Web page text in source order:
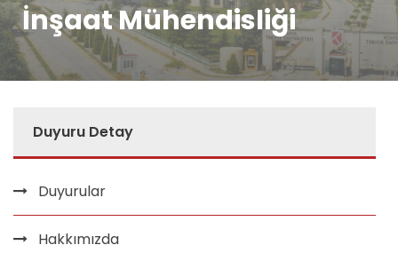
İnşaat Mühendisliği
Duyuru Detay
Duyurular
Hakkımızda